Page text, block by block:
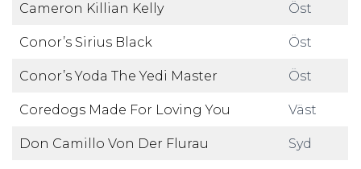
Cameron Killian Kelly Öst
Conor’s Sirius Black Öst
Conor’s Yoda The Yedi Master Öst
Coredogs Made For Loving You Väst
Don Camillo Von Der Flurau Syd